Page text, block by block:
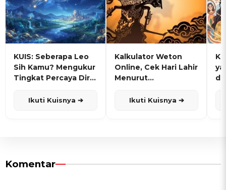
KUIS: Seberapa Leo
Sih Kamu? Mengukur
Tingkat Percaya Diri
Ikuti Kuisnya ➔
Kalkulator Weton
Online, Cek Hari Lahir
Menurut
Ikuti Kuisnya ➔
Komentar